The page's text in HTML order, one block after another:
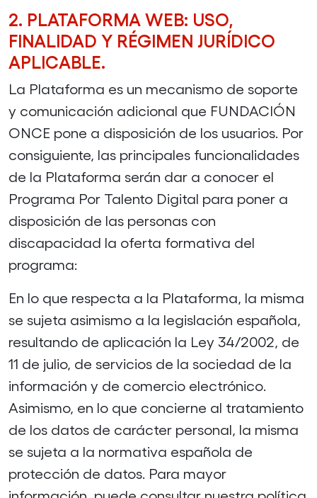
2. PLATAFORMA WEB: USO,
FINALIDAD Y RÉGIMEN JURÍDICO
APLICABLE.
La Plataforma es un mecanismo de soporte
y comunicación adicional que FUNDACIÓN
ONCE pone a disposición de los usuarios. Por
consiguiente, las principales funcionalidades
de la Plataforma serán dar a conocer el
Programa Por Talento Digital para poner a
disposición de las personas con
discapacidad la oferta formativa del
programa:
En lo que respecta a la Plataforma, la misma
se sujeta asimismo a la legislación española,
resultando de aplicación la Ley 34/2002, de
11 de julio, de servicios de la sociedad de la
información y de comercio electrónico.
Asimismo, en lo que concierne al tratamiento
de los datos de carácter personal, la misma
se sujeta a la normativa española de
protección de datos. Para mayor